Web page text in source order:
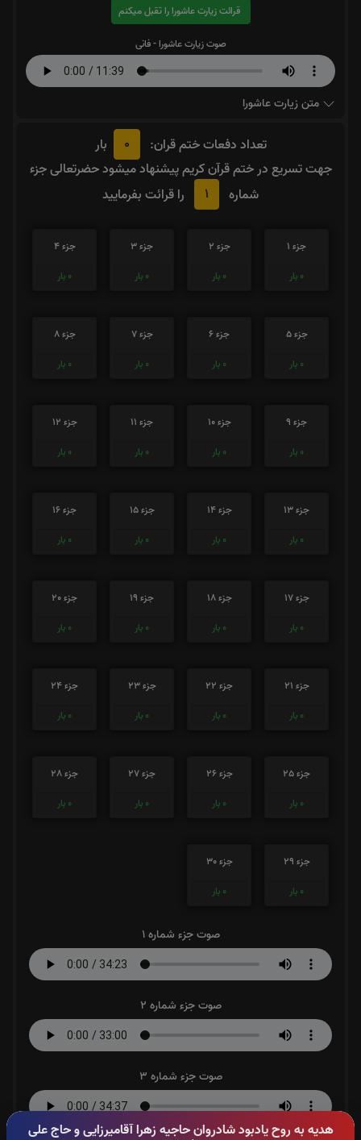
هدیه به روح یادبود شادروان حاجیه زهرا آقامیرزایی و حاج علی
قرائت زیارت عاشورا را تقبل میکنم
صوت زیارت عاشورا - فانی
متن زیارت عاشورا
تعداد دفعات ختم قران: 0
بار
جهت تسریع در ختم قرآن کریم پیشنهاد میشود حضرتعالی جزء
شماره
1 را قرائت بفرمایید
جزء 1
0 بار
جزء 2
0 بار
جزء 3
0 بار
جزء 4
0 بار
جزء 5
0 بار
جزء 6
0 بار
جزء 7
0 بار
جزء 8
0 بار
جزء 9
0 بار
جزء 10
0 بار
جزء 11
0 بار
جزء 12
0 بار
جزء 13
0 بار
جزء 14
0 بار
جزء 15
0 بار
جزء 16
0 بار
جزء 17
0 بار
جزء 18
0 بار
جزء 19
0 بار
جزء 20
0 بار
جزء 21
0 بار
جزء 22
0 بار
جزء 23
0 بار
جزء 24
0 بار
جزء 25
0 بار
جزء 26
0 بار
جزء 27
0 بار
جزء 28
0 بار
جزء 29
0 بار
جزء 30
0 بار
صوت جزء شماره 1
صوت جزء شماره 2
صوت جزء شماره 3